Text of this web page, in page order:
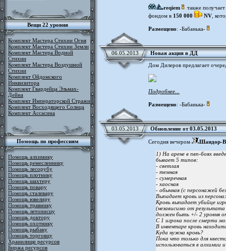
Вещи 22 уровня
Комплект Мастера Стихии Огня
Комплект Мастера Стихии Земли
Комплект Мастера Водной
Стихии
Комплект Мастера Воздушной
Стихии
Комплект Ойдомского
Инквизитора
Комплект Гвардейца Эльмах-
Дейна
Комплект Императорской Стражи
Комплект Восходящего Солнца
Комплект Ассасина
Помощь по профессиям
Помощь алхимику
Помощь ремесленнику
Помощь лесорубу
Помощь плотнику
Помощь шахтеру
Помощь повару
Помощь сталевару
Помощь ювелиру
Помощь травнику
Помощь летописцу
Помощь доктору
Помощь охотнику
Помощь рыбаку
Помощь торговцу
Хранилище ресурсов
Биржа ресурсов
reqiem
также
фондом в 150 000 NV ,
Размещено: -Бабанька-
06.05.2013
Новая акция в ДД
Дом Дилеров предлагает
Подробнее...
Размещено: -Бабанька-
03.05.2013 Обновление от 03.05.2013
Сегодня вечером
Шандор-
1) На арене в пвп-боях
бывает 5 типов:
- светлая
- темная
- сумеречная
- хаосная
- обычная (с персонажей
Выпадает кровь из
Кровь выпадает убийце
(независимо от
должен быть +/- 2 уровня
С 1 игрока после смерти
В инвентаре кровь
Куда нужна кровь?
Пока что только для
использоваться в алхимии